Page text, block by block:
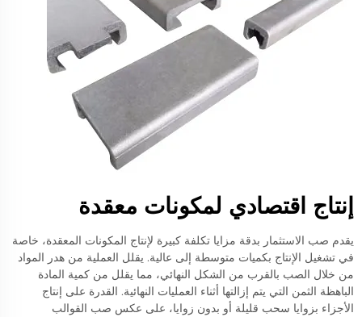
إنتاج اقتصادي لمكونات معقدة
يقدم صب الاستثمار بدقة مزايا تكلفة كبيرة لإنتاج المكونات المعقدة، خاصة
في تشغيل الإنتاج بكميات متوسطة إلى عالية. يقلل العملية من هدر المواد
من خلال الصب بالقرب من الشكل النهائي، مما يقلل من كمية المادة
الباهظة الثمن التي يتم إزالتها أثناء العمليات النهائية. القدرة على إنتاج
الأجزاء بزوايا سحب قليلة أو بدون زوايا، على عكس صب القوالب